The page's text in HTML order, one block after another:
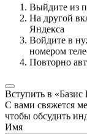
Выйдите из
На другой
Яндекса
Войдите в
номером
Повторно
Вступить в
С вами свяжется
чтобы обсудить
Имя